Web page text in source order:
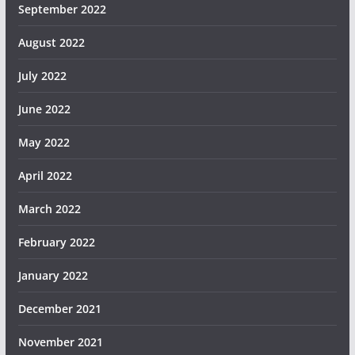
September 2022
August 2022
July 2022
June 2022
May 2022
April 2022
March 2022
February 2022
January 2022
December 2021
November 2021